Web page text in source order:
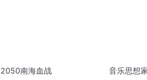
2050南海血战 音乐思想